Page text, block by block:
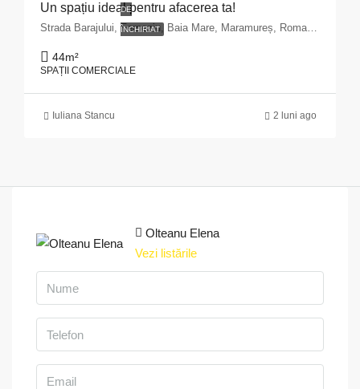
DE
ÎNCHIRIAT
Un spațiu ideal pentru afacerea ta!
Strada Barajului, Ferneziu, Baia Mare, Maramureș, Romania
44m²
SPAȚII COMERCIALE
Iuliana Stancu 2 luni ago
Olteanu Elena
Vezi listările